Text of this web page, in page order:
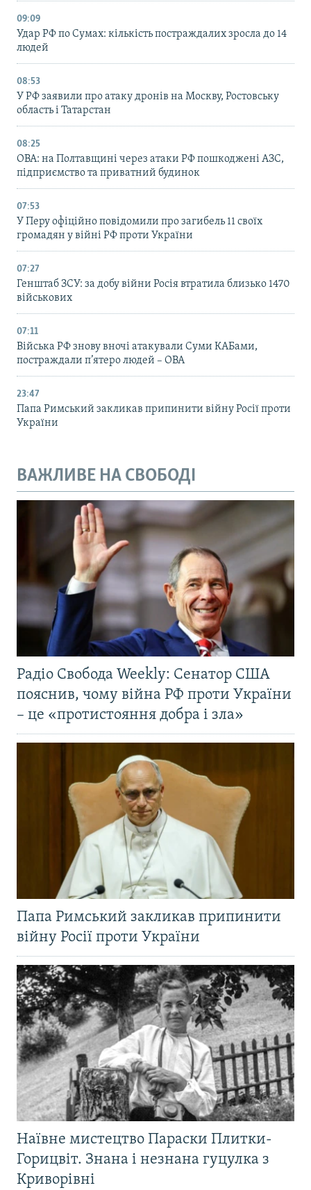
09:09
Удар РФ по Сумах: кількість постраждалих зросла до 14
людей
08:53
У РФ заявили про атаку дронів на Москву, Ростовську
область і Татарстан
08:25
ОВА: на Полтавщині через атаки РФ пошкоджені АЗС,
підприємство та приватний будинок
07:53
У Перу офіційно повідомили про загибель 11 своїх
громадян у війні РФ проти України
07:27
Генштаб ЗСУ: за добу війни Росія втратила близько 1470
військових
07:11
Війська РФ знову вночі атакували Суми КАБами,
постраждали п’ятеро людей – ОВА
23:47
Папа Римський закликав припинити війну Росії проти
України
ВАЖЛИВЕ НА СВОБОДІ
Радіо Свобода Weekly: Сенатор США
пояснив, чому війна РФ проти України
– це «протистояння добра і зла»
Папа Римський закликав припинити
війну Росії проти України
Наївне мистецтво Параски Плитки-
Горицвіт. Знана і незнана гуцулка з
Криворівні